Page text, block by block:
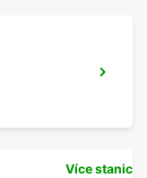
Více stanic